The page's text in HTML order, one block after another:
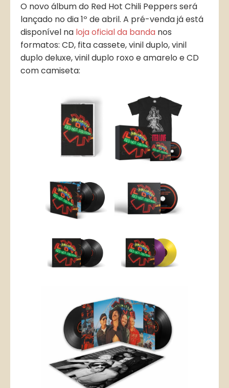
O novo álbum do Red Hot Chili Peppers será
lançado no dia 1º de abril. A pré-venda já está
disponível na loja oficial da banda nos
formatos: CD, fita cassete, vinil duplo, vinil
duplo deluxe, vinil duplo roxo e amarelo e CD
com camiseta: